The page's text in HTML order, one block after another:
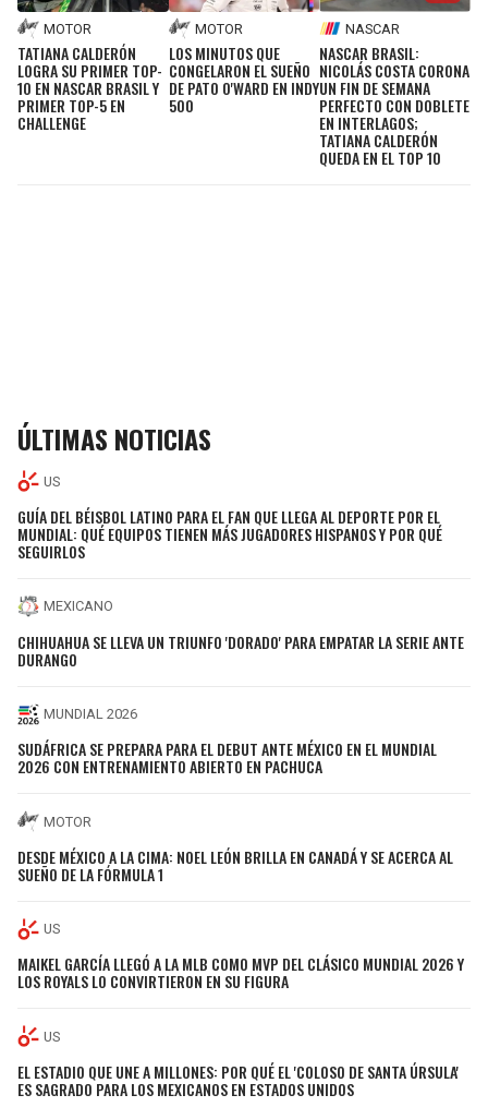
MOTOR
TATIANA CALDERÓN
LOGRA SU PRIMER TOP-
10 EN NASCAR BRASIL Y
PRIMER TOP-5 EN
CHALLENGE
MOTOR
LOS MINUTOS QUE
CONGELARON EL SUEÑO
DE PATO O'WARD EN INDY
500
NASCAR
NASCAR BRASIL:
NICOLÁS COSTA CORONA
UN FIN DE SEMANA
PERFECTO CON DOBLETE
EN INTERLAGOS;
TATIANA CALDERÓN
QUEDA EN EL TOP 10
ÚLTIMAS NOTICIAS
US
GUÍA DEL BÉISBOL LATINO PARA EL FAN QUE LLEGA AL DEPORTE POR EL
MUNDIAL: QUÉ EQUIPOS TIENEN MÁS JUGADORES HISPANOS Y POR QUÉ
SEGUIRLOS
MEXICANO
CHIHUAHUA SE LLEVA UN TRIUNFO 'DORADO' PARA EMPATAR LA SERIE ANTE
DURANGO
MUNDIAL 2026
SUDÁFRICA SE PREPARA PARA EL DEBUT ANTE MÉXICO EN EL MUNDIAL
2026 CON ENTRENAMIENTO ABIERTO EN PACHUCA
MOTOR
DESDE MÉXICO A LA CIMA: NOEL LEÓN BRILLA EN CANADÁ Y SE ACERCA AL
SUEÑO DE LA FÓRMULA 1
US
MAIKEL GARCÍA LLEGÓ A LA MLB COMO MVP DEL CLÁSICO MUNDIAL 2026 Y
LOS ROYALS LO CONVIRTIERON EN SU FIGURA
US
EL ESTADIO QUE UNE A MILLONES: POR QUÉ EL 'COLOSO DE SANTA ÚRSULA'
ES SAGRADO PARA LOS MEXICANOS EN ESTADOS UNIDOS